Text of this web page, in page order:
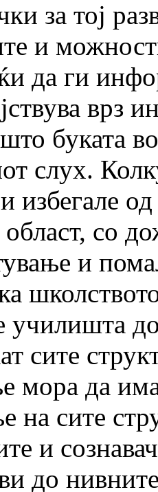
за тој
и
да ги
врз
буката
слух.
избегале
со
и
училишта
сите
мора да
на сите
и
до